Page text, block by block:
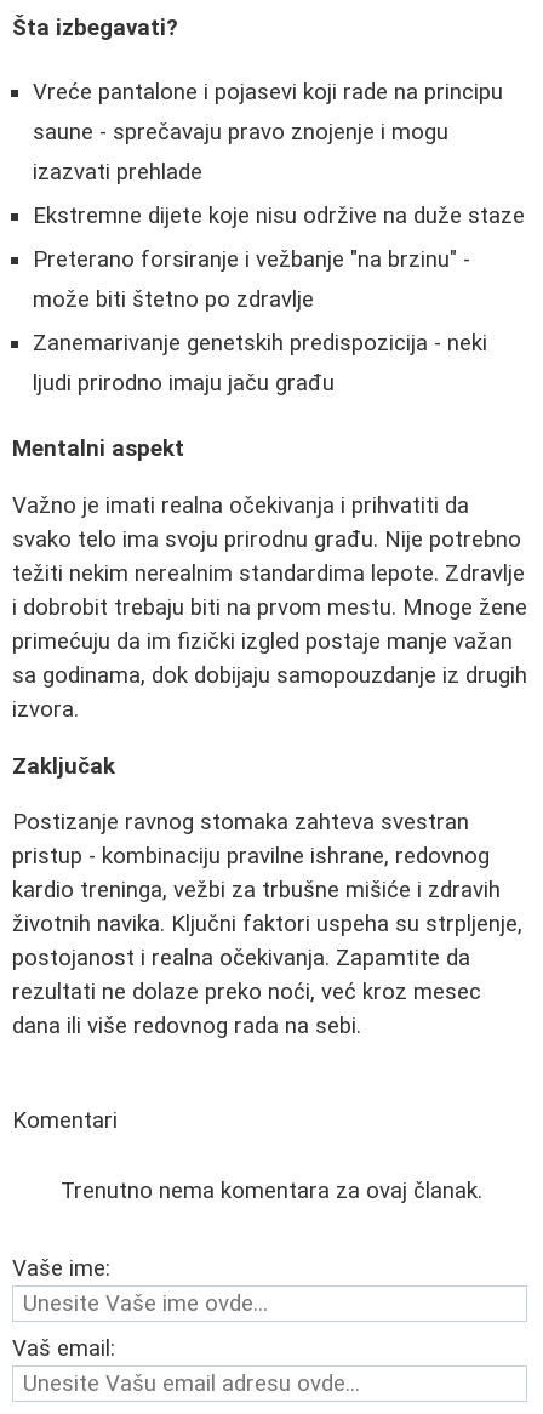
Šta izbegavati?
Vreće pantalone i pojasevi koji rade na principu
saune - sprečavaju pravo znojenje i mogu
izazvati prehlade
Ekstremne dijete koje nisu održive na duže staze
Preterano forsiranje i vežbanje "na brzinu" -
može biti štetno po zdravlje
Zanemarivanje genetskih predispozicija - neki
ljudi prirodno imaju jaču građu
Mentalni aspekt
Važno je imati realna očekivanja i prihvatiti da
svako telo ima svoju prirodnu građu. Nije potrebno
težiti nekim nerealnim standardima lepote. Zdravlje
i dobrobit trebaju biti na prvom mestu. Mnoge žene
primećuju da im fizički izgled postaje manje važan
sa godinama, dok dobijaju samopouzdanje iz drugih
izvora.
Zaključak
Postizanje ravnog stomaka zahteva svestran
pristup - kombinaciju pravilne ishrane, redovnog
kardio treninga, vežbi za trbušne mišiće i zdravih
životnih navika. Ključni faktori uspeha su strpljenje,
postojanost i realna očekivanja. Zapamtite da
rezultati ne dolaze preko noći, već kroz mesec
dana ili više redovnog rada na sebi.
Komentari
Trenutno nema komentara za ovaj članak.
Vaše ime:
Vaš email: